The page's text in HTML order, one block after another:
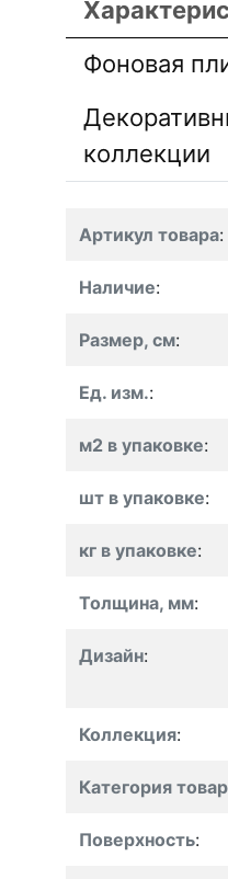
Фоновая
коллекции
Артикул товара:
Наличие:
Размер, см:
Ед. изм.:
м2 в упаковке:
шт в упаковке:
кг в упаковке:
Толщина, мм:
Дизайн:
Коллекция:
Категория
Поверхность: